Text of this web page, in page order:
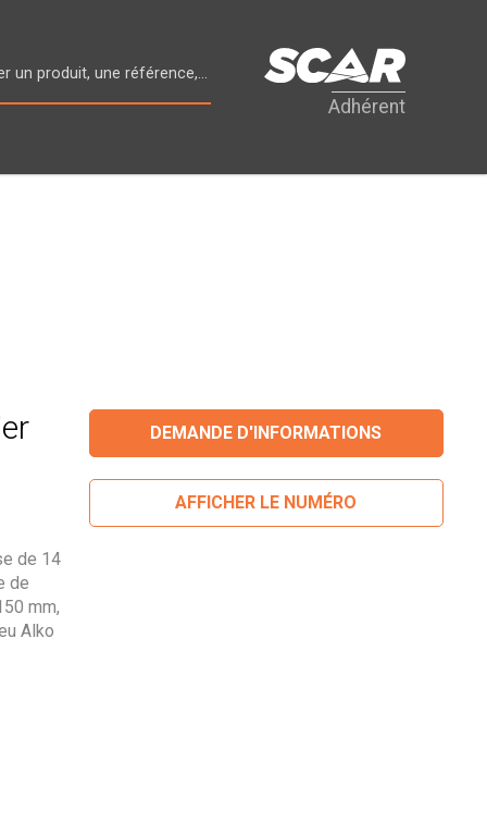
Adhérent
de 14
de
mm,
Alko
DEMANDE D'INFORMATIONS
AFFICHER LE NUMÉRO